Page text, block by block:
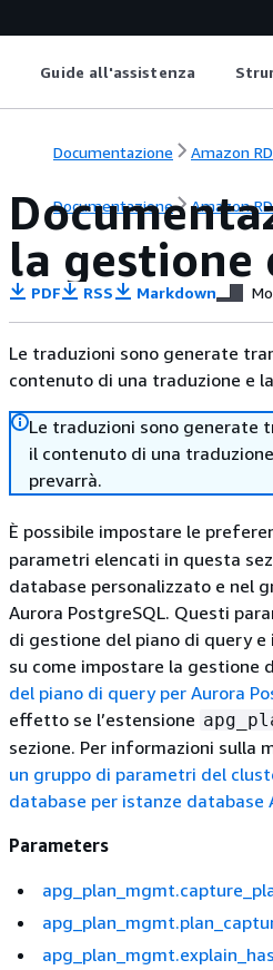
Guide all'assistenza
Documentazione Amazon
Documentazione Amazon
la gestione
PDF RSS Markdown
Le traduzioni sono generate
contenuto di una traduzione e
Le traduzioni sono generate
il contenuto di una
prevarrà.
È possibile impostare le
parametri elencati in questa
database personalizzato e nel
Aurora PostgreSQL. Questi
di gestione del piano di query
su come impostare la gestione
del piano di query per Aurora
effetto se l’estensione
sezione. Per informazioni sulla
un gruppo di parametri del
database per istanze database
Parameters